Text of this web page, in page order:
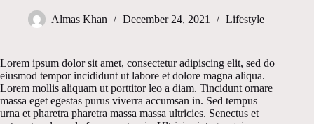
Almas Khan December 24, 2021 Lifestyle
Lorem ipsum dolor sit amet, consectetur adipiscing elit, sed do
eiusmod tempor incididunt ut labore et dolore magna aliqua.
Lorem mollis aliquam ut porttitor leo a diam. Tincidunt ornare
massa eget egestas purus viverra accumsan in. Sed tempus
urna et pharetra pharetra massa massa ultricies. Senectus et